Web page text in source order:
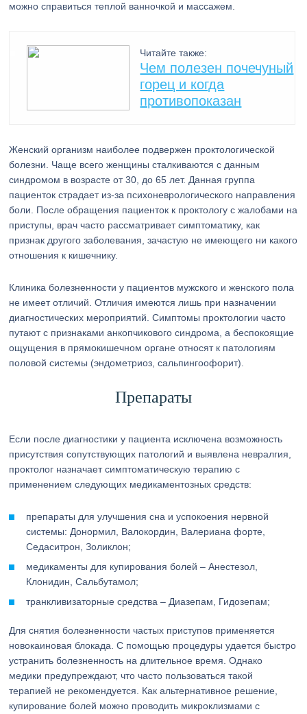
можно справиться теплой ванночкой и массажем.
Читайте также:
Чем полезен почечуный
горец и когда
противопоказан
Женский организм наиболее подвержен проктологической
болезни. Чаще всего женщины сталкиваются с данным
синдромом в возрасте от 30, до 65 лет. Данная группа
пациенток страдает из-за психоневрологического направления
боли. После обращения пациенток к проктологу с жалобами на
приступы, врач часто рассматривает симптоматику, как
признак другого заболевания, зачастую не имеющего ни какого
отношения к кишечнику.
Клиника болезненности у пациентов мужского и женского пола
не имеет отличий. Отличия имеются лишь при назначении
диагностических мероприятий. Симптомы проктологии часто
путают с признаками анкопчикового синдрома, а беспокоящие
ощущения в прямокишечном органе относят к патологиям
половой системы (эндометриоз, сальпингоофорит).
Препараты
Если после диагностики у пациента исключена возможность
присутствия сопутствующих патологий и выявлена невралгия,
проктолог назначает симптоматическую терапию с
применением следующих медикаментозных средств:
препараты для улучшения сна и успокоения нервной
системы: Донормил, Валокордин, Валериана форте,
Седаситрон, Золиклон;
медикаменты для купирования болей – Анестезол,
Клонидин, Сальбутамол;
транкливизаторные средства – Диазепам, Гидозепам;
Для снятия болезненности частых приступов применяется
новокаиновая блокада. С помощью процедуры удается быстро
устранить болезненность на длительное время. Однако
медики предупреждают, что часто пользоваться такой
терапией не рекомендуется. Как альтернативное решение,
купирование болей можно проводить микроклизмами с